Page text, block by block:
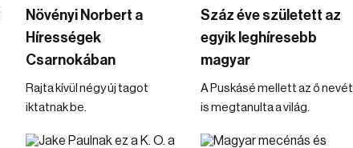
Növényi Norbert a
Hírességek
Csarnokában
Rajta kívül négy új tagot
iktatnak be.
Száz éve született az
egyik leghíresebb
magyar
A Puskásé mellett az ő nevét
is megtanulta a világ.